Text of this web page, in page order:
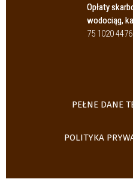
Opłaty
wodociąg,
75 1020
PEŁNE DANE
POLITYKA